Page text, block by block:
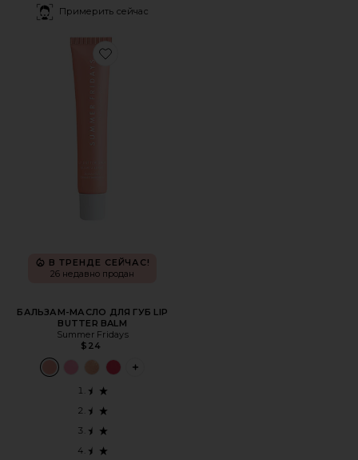
Примерить сейчас
Favorite БАЛЬЗАМ-МАСЛО ДЛЯ ГУБ LIP BUTTER BALM
В ТРЕНДЕ СЕЙЧАС!
26 недавно продан
БАЛЬЗАМ-МАСЛО ДЛЯ ГУБ LIP
BUTTER BALM
Summer Fridays
$24
PLUS ICON TO SEE MORE OPTIONS